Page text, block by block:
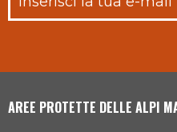
AREE PROTETTE DELLE ALPI